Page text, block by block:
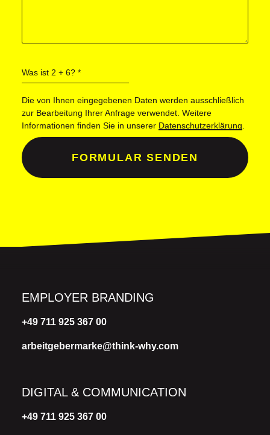
Was ist 2 + 6? *
Die von Ihnen eingegebenen Daten werden ausschließlich
zur Bearbeitung Ihrer Anfrage verwendet. Weitere
Informationen finden Sie in unserer Datenschutzerklärung
FORMULAR SENDEN
EMPLOYER BRANDING
+49 711 925 367 00
arbeitgebermarke@think-why.com
DIGITAL & COMMUNICATION
+49 711 925 367 00